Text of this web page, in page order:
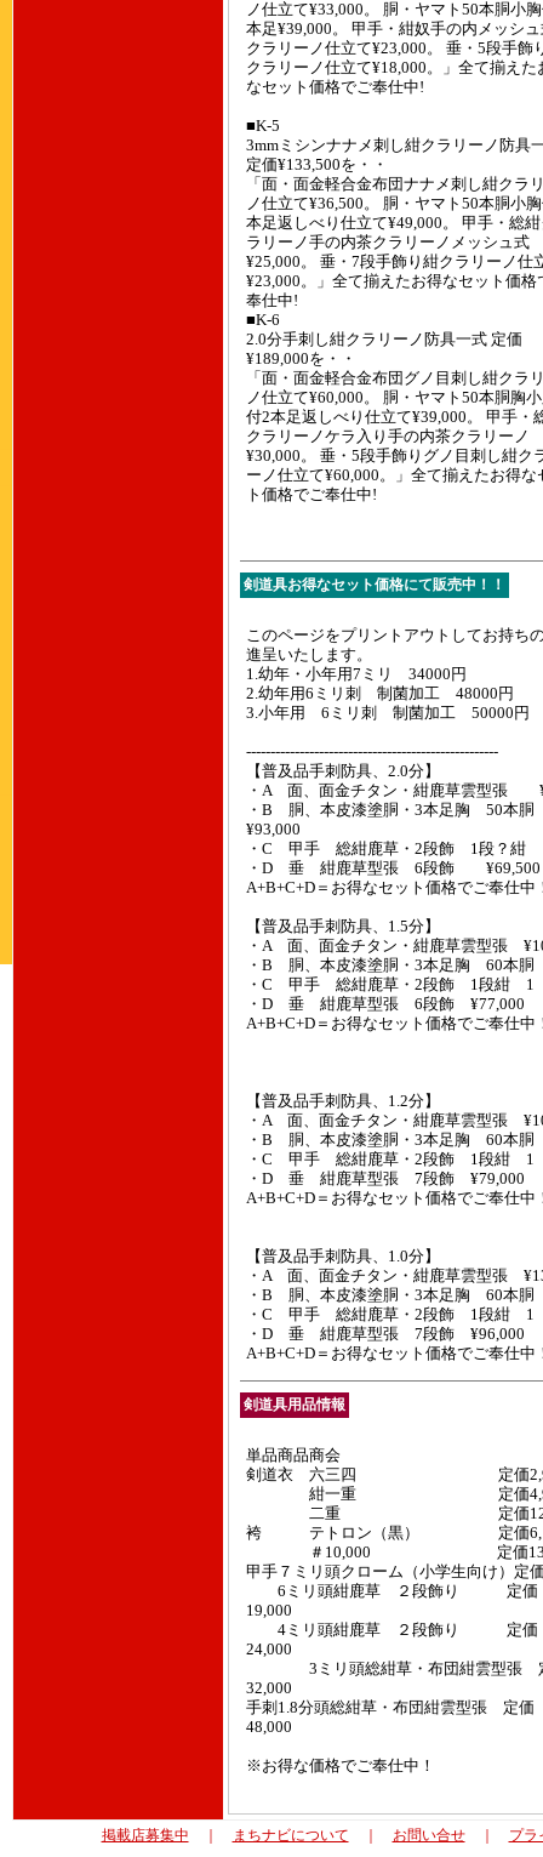
ノ仕立て¥33,000。 胴・ヤマト50本胴小
本足¥39,000。 甲手・紺奴手の内メッシ
クラリーノ仕立て¥23,000。 垂・5段手飾
クラリーノ仕立て¥18,000。」全て揃えた
なセット価格でご奉仕中!
■K-5
3mmミシンナナメ刺し紺クラリーノ防具
定価¥133,500を・・
「面・面金軽合金布団ナナメ刺し紺クラ
ノ仕立て¥36,500。 胴・ヤマト50本胴小
本足返しべり仕立て¥49,000。 甲手・総
ラリーノ手の内茶クラリーノメッシュ式
¥25,000。 垂・7段手飾り紺クラリーノ仕
¥23,000。」全て揃えたお得なセット価格
奉仕中!
■K-6
2.0分手刺し紺クラリーノ防具一式 定価
¥189,000を・・
「面・面金軽合金布団グノ目刺し紺クラ
ノ仕立て¥60,000。 胴・ヤマト50本胴胸
付2本足返しべり仕立て¥39,000。 甲手・
クラリーノケラ入り手の内茶クラリーノ
¥30,000。 垂・5段手飾りグノ目刺し紺ク
ーノ仕立て¥60,000。」全て揃えたお得な
ト価格でご奉仕中!
剣道具お得なセット価格にて販売中！！
このページをプリントアウトしてお持ち
進呈いたします。
1.幼年・小年用7ミリ 34000円
2.幼年用6ミリ刺 制菌加工 48000円
3.小年用 6ミリ刺 制菌加工 50000円
----------------------------------------------------
【普及品手刺防具、2.0
・A 面、面金チタン・紺鹿草雲型張
・B 胴、本皮漆塗胴・3本足胸 50
¥93,000
・C 甲手 総紺鹿草・2段飾 1段？
・D 垂 紺鹿草型張 6段飾 ¥69,500
A+B+C+D＝お得なセット価格でご奉仕中
【普及品手刺防具、1.5
・A 面、面金チタン・紺鹿草雲型張
・B 胴、本皮漆塗胴・3本足胸 60本
・C 甲手 総紺鹿草・2段飾 1段紺 1
・D 垂 紺鹿草型張 6段飾 ¥77,000
A+B+C+D＝お得なセット価格でご奉仕中
【普及品手刺防具、1.2
・A 面、面金チタン・紺鹿草雲型張
・B 胴、本皮漆塗胴・3本足胸 60本
・C 甲手 総紺鹿草・2段飾 1段紺 1
・D 垂 紺鹿草型張 7段飾 ¥79,000
A+B+C+D＝お得なセット価格でご奉仕中
【普及品手刺防具、1.0
・A 面、面金チタン・紺鹿草雲型張
・B 胴、本皮漆塗胴・3本足胸 60本
・C 甲手 総紺鹿草・2段飾 1段紺 1
・D 垂 紺鹿草型張 7段飾 ¥96,000
A+B+C+D＝お得なセット価格でご奉仕中
剣道具用品情報
単品商品商会
剣道衣 六三四 定価
紺一重 定価
二重 定価
袴 テトロン（黒） 定価
＃10,000 定価
甲手７ミリ頭クローム（小学生向け）
6ミリ頭紺鹿草 ２段飾り 定価
19,000
4ミリ頭紺鹿草 ２段飾り 定価
24,000
3ミリ頭総紺草・布団紺雲型張
32,000
手刺1.8分頭総紺草・布団紺雲型張 定価
48,000
※お得な価格でご奉仕中！
掲載店募集中 まちナビについて お問い合せ｜ プラ